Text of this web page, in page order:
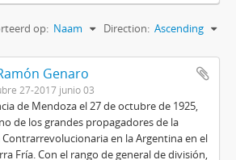
op: Naam Direction: Ascending
Genaro
27-2017 junio 03
de Mendoza el 27 de octubre de 1925,
de los grandes propagadores de la
en la Argentina en el
Fría. Con el rango de general de división,